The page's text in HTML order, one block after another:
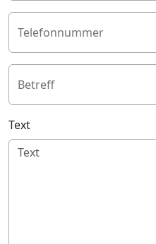
Telefonnummer
Betreff
Text